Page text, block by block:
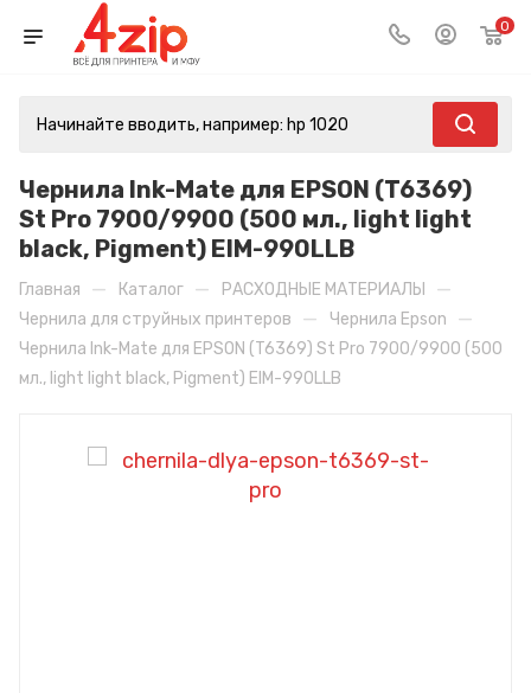
0
Чернила Ink-Mate для EPSON (T6369)
St Pro 7900/9900 (500 мл., light light
black, Pigment) EIM-990LLB
Главная — Каталог — РАСХОДНЫЕ МАТЕРИАЛЫ —
Чернила для струйных принтеров — Чернила Epson —
Чернила Ink-Mate для EPSON (T6369) St Pro 7900/9900 (500
мл., light light black, Pigment) EIM-990LLB